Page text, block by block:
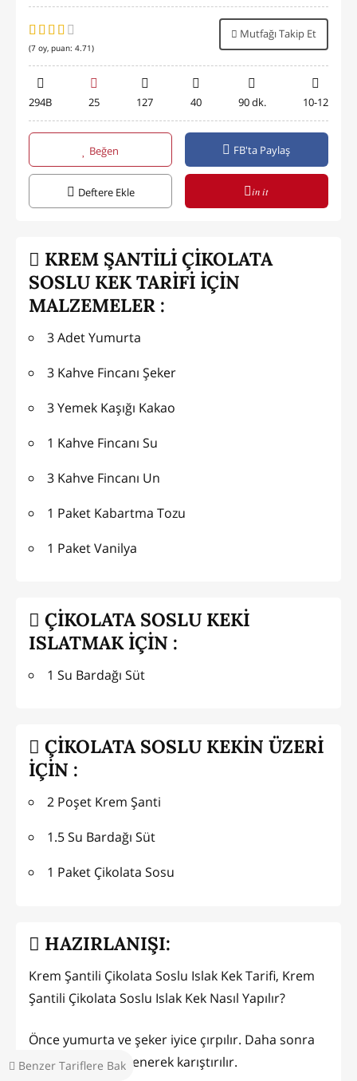
Benzer Tariflere Bak
(7 oy, puan: 4.71)
Mutfağı Takip Et
294B 25 127 40 90 dk. 10-12
Beğen FB'ta Paylaş
Deftere Ekle in it
KREM ŞANTİLİ ÇİKOLATA
SOSLU KEK TARİFİ İÇİN
MALZEMELER :
3 Adet Yumurta
3 Kahve Fincanı Şeker
3 Yemek Kaşığı Kakao
1 Kahve Fincanı Su
3 Kahve Fincanı Un
1 Paket Kabartma Tozu
1 Paket Vanilya
ÇİKOLATA SOSLU KEKİ
ISLATMAK İÇİN :
1 Su Bardağı Süt
ÇİKOLATA SOSLU KEKİN ÜZERİ
İÇİN :
2 Poşet Krem Şanti
1.5 Su Bardağı Süt
1 Paket Çikolata Sosu
HAZIRLANIŞI:
Krem Şantili Çikolata Soslu Islak Kek Tarifi, Krem
Şantili Çikolata Soslu Islak Kek Nasıl Yapılır?
Önce yumurta ve şeker iyice çırpılır. Daha sonra
içine kakao su eklenerek karıştırılır.